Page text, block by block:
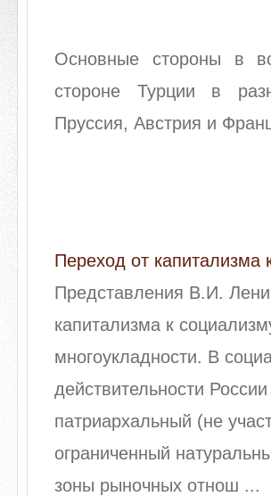
Основные стороны в
стороне Турции в
Пруссия, Австрия и
Переход от капитализма
Представления В.И.
капитализма к
многоукладности. В
действительности
патриархальный (не
ограниченный
зоны рыночных отнош ...